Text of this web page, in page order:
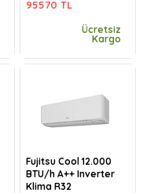
95570 TL
Ücretsiz
Kargo
Fujitsu Cool 12.000
BTU/h A++ Inverter
Klima R32